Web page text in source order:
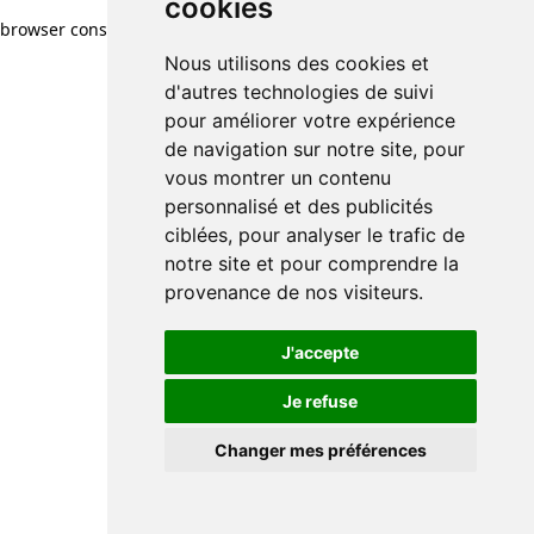
cookies
Nous utilisons des cookies et
d'autres technologies de suivi
pour améliorer votre expérience
de navigation sur notre site, pour
vous montrer un contenu
personnalisé et des publicités
ciblées, pour analyser le trafic de
notre site et pour comprendre la
provenance de nos visiteurs.
J'accepte
Je refuse
Changer mes préférences
browser console for more information)